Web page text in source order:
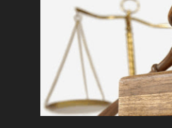
compensatoria
EL CRÉDITO DE
PARALELISMO:
FAMILIARES VS
Extranjeros que
España